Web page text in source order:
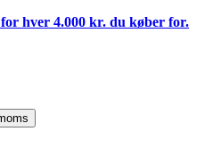
hver 4.000 kr. du køber for.